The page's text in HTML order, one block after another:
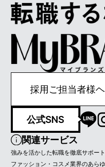
採用ご担当者様ヘ
公式SNS
関連サービス
強みを活かした転職を徹底サポー
ファッション・コスメ業界のあら